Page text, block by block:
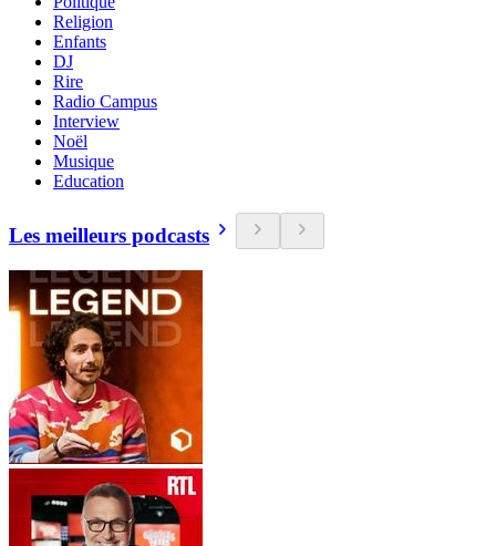
Religion
Enfants
DJ
Rire
Radio Campus
Interview
Noël
Musique
Education
Les meilleurs podcasts